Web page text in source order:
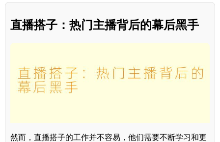
直播搭子：热门主播背后的幕后黑手
然而，直播搭子的工作并不容易，他们需要不断学习和更